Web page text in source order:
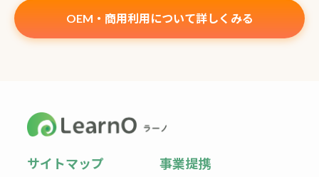
OEM・商用利用について詳しくみる
サイトマップ 事業提携